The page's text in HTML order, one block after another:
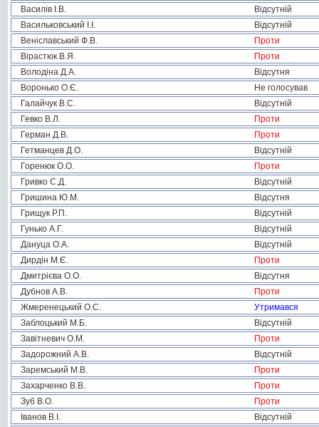
Василів І.В.
Відсутній
Васильковський І.І.
Відсутній
Веніславський Ф.В.
Проти
Вірастюк В.Я.
Проти
Володіна Д.А.
Відсутня
Воронько О.Є.
Не голосував
Галайчук В.С.
Відсутній
Гевко В.Л.
Проти
Герман Д.В.
Проти
Гетманцев Д.О.
Відсутній
Горенюк О.О.
Проти
Гривко С.Д.
Відсутній
Гришина Ю.М.
Відсутня
Грищук Р.П.
Відсутній
Гунько А.Г.
Відсутній
Дануца О.А.
Відсутній
Дирдін М.Є.
Проти
Дмитрієва О.О.
Відсутня
Дубнов А.В.
Проти
Жмеренецький О.С.
Утримався
Заблоцький М.Б.
Відсутній
Завітневич О.М.
Проти
Задорожний А.В.
Відсутній
Заремський М.В.
Проти
Захарченко В.В.
Проти
Зуб В.О.
Проти
Іванов В.І.
Відсутній